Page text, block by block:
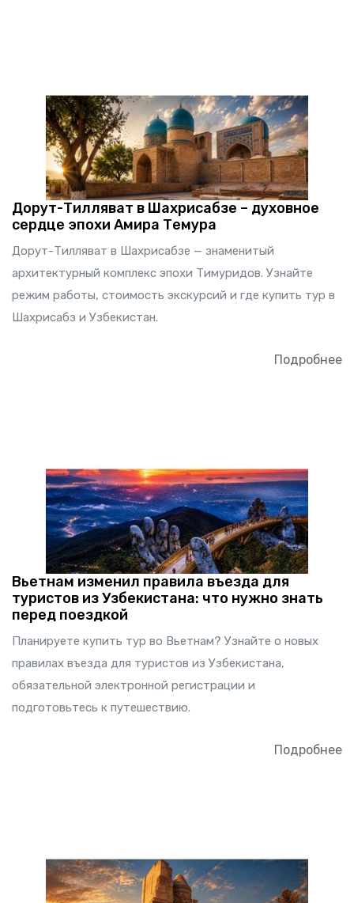
Дорут-Тилляват в Шахрисабзе – духовное
сердце эпохи Амира Темура
Дорут-Тилляват в Шахрисабзе — знаменитый
архитектурный комплекс эпохи Тимуридов. Узнайте
режим работы, стоимость экскурсий и где купить тур в
Шахрисабз и Узбекистан.
Подробнее
Вьетнам изменил правила въезда для
туристов из Узбекистана: что нужно знать
перед поездкой
Планируете купить тур во Вьетнам? Узнайте о новых
правилах въезда для туристов из Узбекистана,
обязательной электронной регистрации и
подготовьтесь к путешествию.
Подробнее